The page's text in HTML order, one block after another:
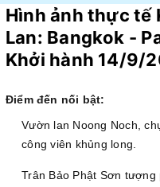
Hình ảnh thực tế
Lan: Bangkok -
Khởi hành 14/9/
Điểm đến nối bật:
Vườn lan Noong Noch,
công viên khủng long.
Trân Bảo Phật Sơn